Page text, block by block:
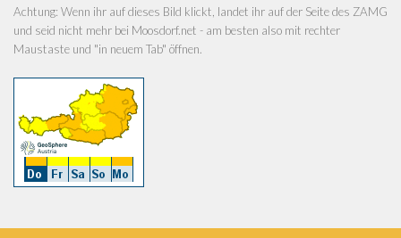
Achtung: Wenn ihr auf dieses Bild klickt, landet ihr auf der Seite des ZAMG
und seid nicht mehr bei Moosdorf.net - am besten also mit rechter
Maustaste und "in neuem Tab" öffnen.